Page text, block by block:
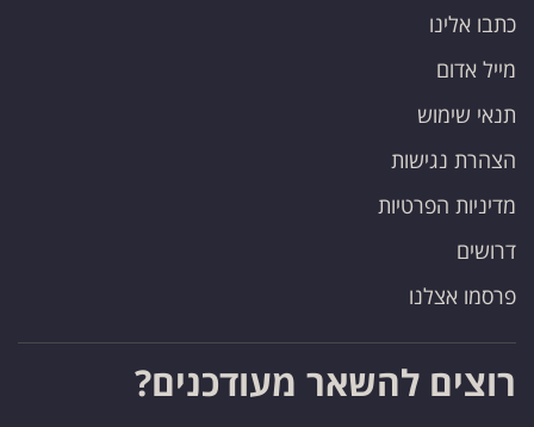
אחרינו:
כתבו אלינו
מייל אדום
תנאי שימוש
הצהרת נגישות
מדיניות הפרטיות
דרושים
פרסמו אצלנו
רוצים להשאר מעודכנים?